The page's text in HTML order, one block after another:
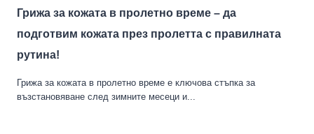
Грижа за кожата в пролетно време – да
подготвим кожата през пролетта с правилната
рутина!
Грижа за кожата в пролетно време е ключова стъпка за
възстановяване след зимните месеци и...